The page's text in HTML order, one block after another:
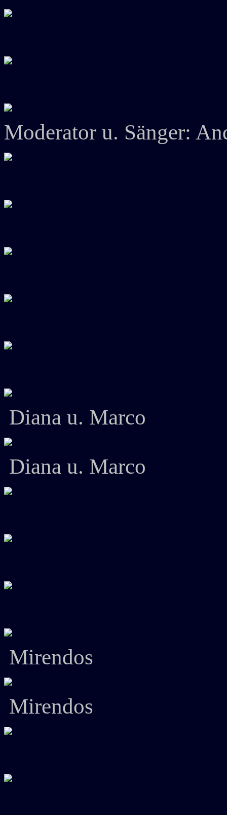
Moderator u. Sänger:
Diana u. Marco
Diana u. Marco
Mirendos
Mirendos